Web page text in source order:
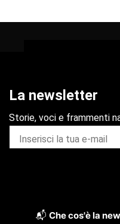
📬 Che cos'è la